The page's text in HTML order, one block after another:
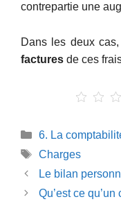
contrepartie une
Dans les deux
factures de ces
Catégories
6. La
Étiquettes
Charges
Le bilan
Qu’est ce